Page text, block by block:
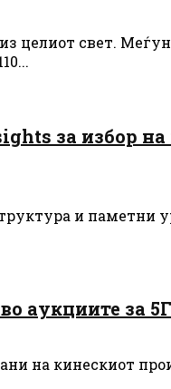
целиот свет.
за избор
и паметни
аукциите за
на кинескиот